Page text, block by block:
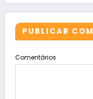
PUBLICAR
Comentários